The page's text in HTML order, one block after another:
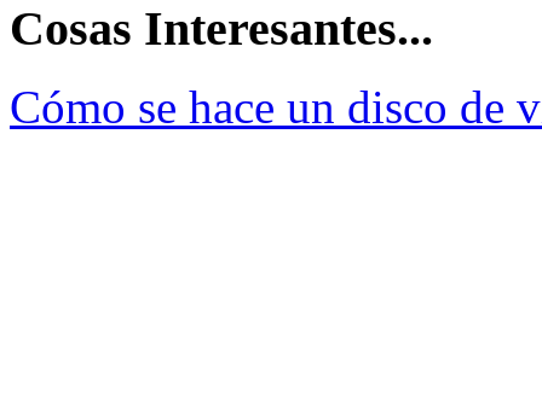
Cosas Interesantes...
Cómo se hace un disco de